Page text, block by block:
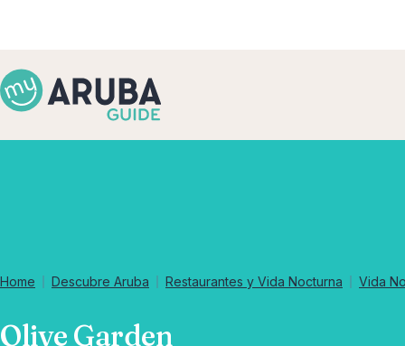
Home Descubre Aruba Restaurantes y Vida Nocturna Vida
Olive Garden